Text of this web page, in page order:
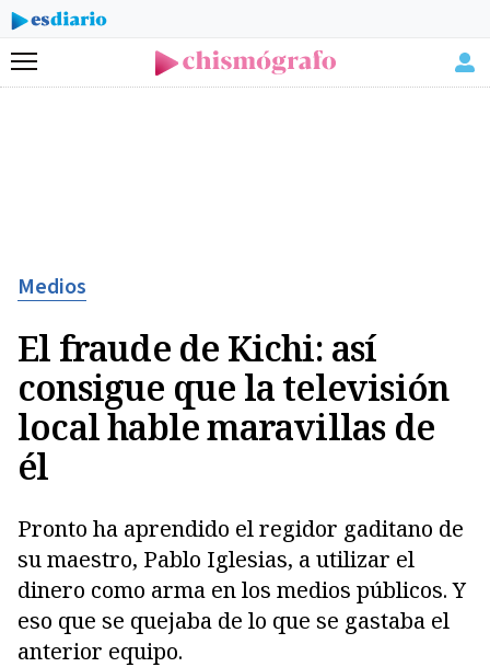
Menú
Medios
El fraude de Kichi: así
consigue que la televisión
local hable maravillas de
él
Pronto ha aprendido el regidor gaditano de
su maestro, Pablo Iglesias, a utilizar el
dinero como arma en los medios públicos. Y
eso que se quejaba de lo que se gastaba el
anterior equipo.